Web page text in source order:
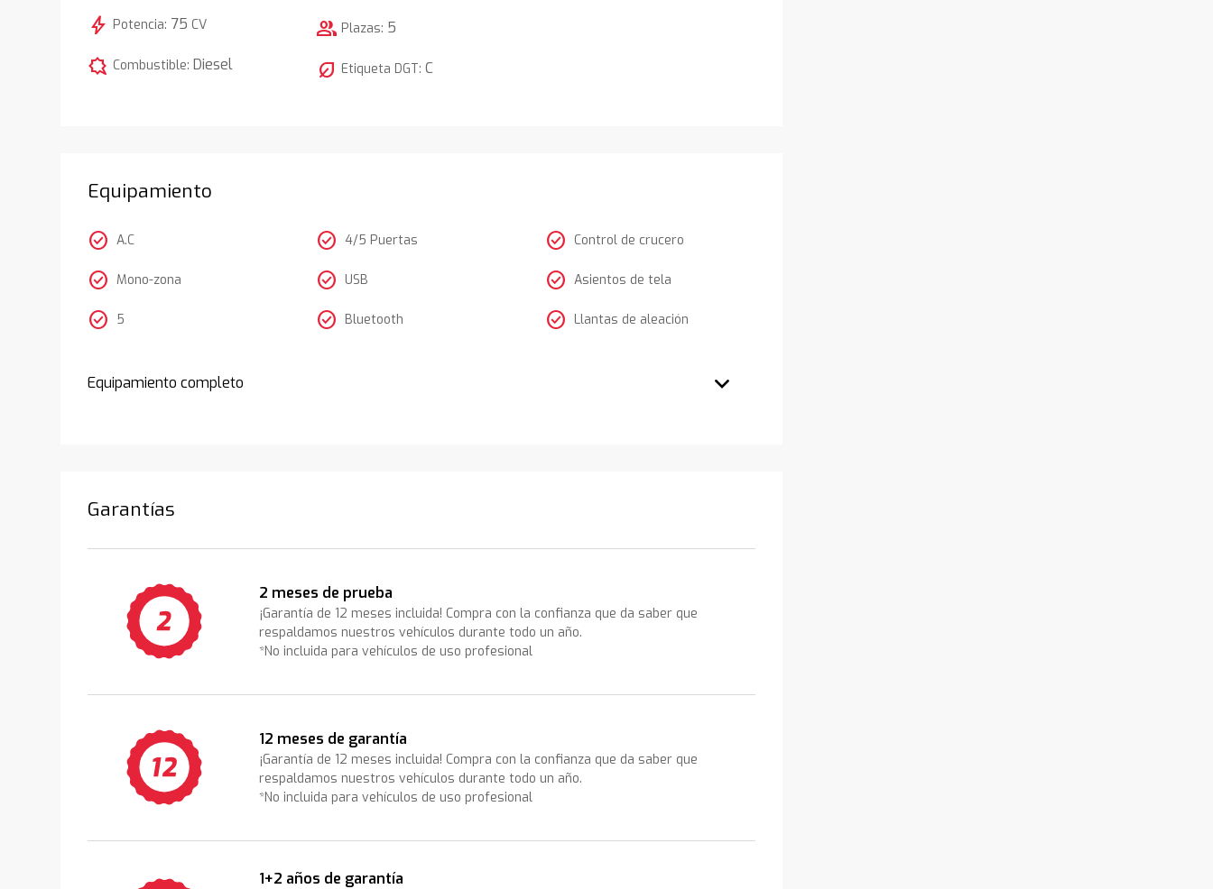
bolt Potencia: 75 CV
comic_bubble Combustible:Diesel
group Plazas: 5
nest_eco_leaf Etiqueta DGT:C
Equipamiento
check_circle A.C
check_circle Mono-zona
check_circle 5
check_circle 4/5 Puertas
check_circle USB
check_circle Bluetooth
check_circle Control de crucero
check_circle Asientos de tela
check_circle Llantas de aleación
Equipamiento completo
Garantías
2 meses de prueba
¡Garantía de 12 meses incluida! Compra con la confianza que da saber que
respaldamos nuestros vehículos durante todo un año.
*No incluida para vehículos de uso profesional
12 meses de garantía
¡Garantía de 12 meses incluida! Compra con la confianza que da saber que
respaldamos nuestros vehículos durante todo un año.
*No incluida para vehículos de uso profesional
1+2 años de garantía